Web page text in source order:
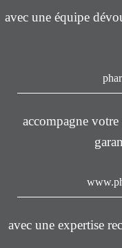
avec une équipe
accompagne
avec une expertise